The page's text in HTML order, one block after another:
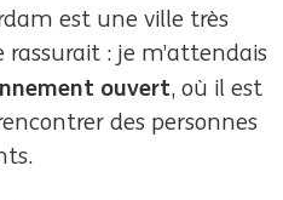
est une ville très
: je m’attendais
ouvert, où il est
des personnes